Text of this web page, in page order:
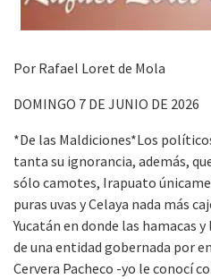
Por Rafael Loret de Mola
DOMINGO 7 DE JUNIO DE 2026
*De las Maldiciones*Los
tanta su ignorancia, además,
sólo camotes, Irapuato
puras uvas y Celaya nada más
Yucatán en donde las hamacas
de una entidad gobernada por
Cervera Pacheco -yo le conocí